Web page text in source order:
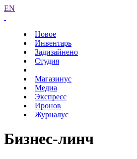
EN
Новое
Инвентарь
Задизайнено
Студия
Магазинус
Медиа
Экспресс
Иронов
Журналус
Бизнес-линч